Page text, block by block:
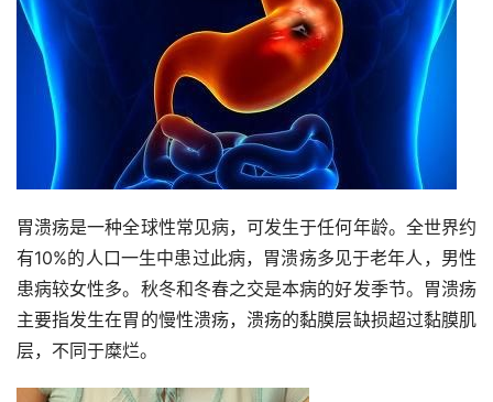
胃溃疡是一种全球性常见病，可发生于任何年龄。全世界约
有10%的人口一生中患过此病，胃溃疡多见于老年人，男性
患病较女性多。秋冬和冬春之交是本病的好发季节。胃溃疡
主要指发生在胃的慢性溃疡，溃疡的黏膜层缺损超过黏膜肌
层，不同于糜烂。